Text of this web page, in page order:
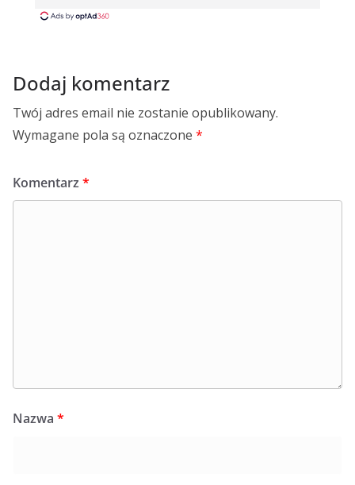
Dodaj komentarz
Twój adres email nie zostanie opublikowany.
Wymagane pola są oznaczone *
Komentarz *
Nazwa *